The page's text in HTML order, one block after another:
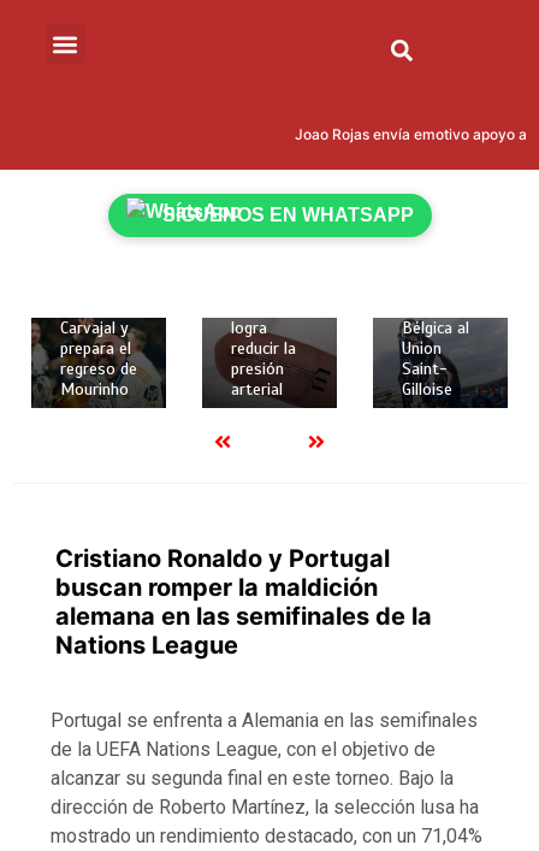
Joao Rojas envía emotivo apoyo a
SÍGUENOS EN WHATSAPP
2 mins
Carvajal y
prepara el
regreso de
Mourinho
2 mins
Crean
logra
reducir la
presión
arterial
de 2026
Rodríguez
brilló con
gol y
Bélgica al
Union
Saint-
Gilloise
Cristiano Ronaldo y Portugal
buscan romper la maldición
alemana en las semifinales de la
Nations League
Portugal se enfrenta a Alemania en las semifinales
de la UEFA Nations League, con el objetivo de
alcanzar su segunda final en este torneo. Bajo la
dirección de Roberto Martínez, la selección lusa ha
mostrado un rendimiento destacado, con un 71,04%